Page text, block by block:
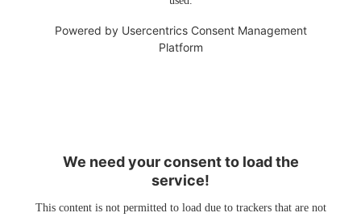
Powered by Usercentrics Consent Management
Platform
We need your consent to load the
service!
This content is not permitted to load due to trackers that are not